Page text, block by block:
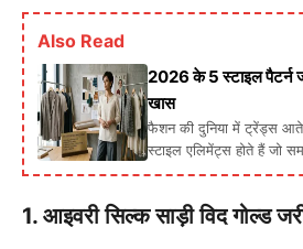
Also Read
2026 के 5 स्टाइल पैटर्न जो
खास
फैशन की दुनिया में ट्रेंड्स
स्टाइल एलिमेंट्स होते हैं जो
1. आइवरी सिल्क साड़ी विद गोल्ड